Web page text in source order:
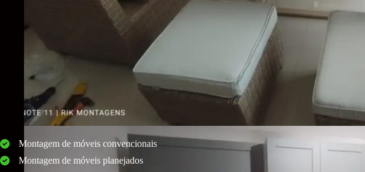
Montagem de móveis convencionais
Montagem de móveis planejados